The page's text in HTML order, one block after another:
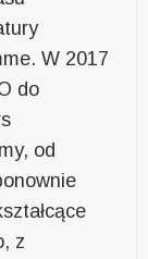
W 2017
do
od
z